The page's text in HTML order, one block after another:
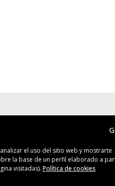
el uso del sitio web y mostrarte
la base de un perfil elaborado a
visitadas). Política de cookies